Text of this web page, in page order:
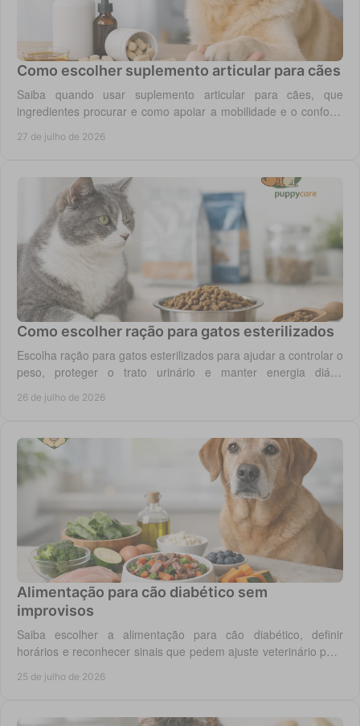
Como escolher suplemento articular para cães
Saiba quando usar suplemento articular para cães, que
ingredientes procurar e como apoiar a mobilidade e o conforto
27 de julho de 2026
Como escolher ração para gatos esterilizados
Escolha ração para gatos esterilizados para ajudar a controlar o
peso, proteger o trato urinário e manter energia diária
26 de julho de 2026
Alimentação para cão diabético sem
improvisos
Saiba escolher a alimentação para cão diabético, definir
horários e reconhecer sinais que pedem ajuste veterinário para
25 de julho de 2026